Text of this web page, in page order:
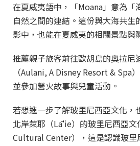
在夏威夷語中，「Moana」意為「
自然之間的連結。這份與大海共生
影中，也能在夏威夷的相關景點與
推薦親子旅客前往歐胡島的奧拉尼
（Aulani, A Disney Resort & Spa
並參加營火故事與兒童活動。
若想進一步了解玻里尼西亞文化，
北岸萊耶（Lāʻie）的玻里尼西亞
Cultural Center），這是認識玻里